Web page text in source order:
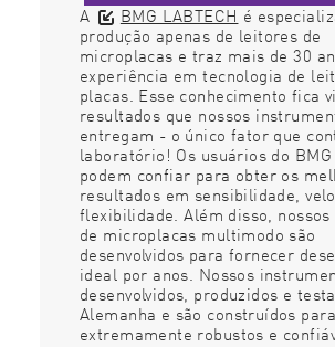
A BMG LABTECH é
produção apenas de leitores de
microplacas e traz mais de 30
experiência em tecnologia de
placas. Esse conhecimento fica
resultados que nossos
entregam - o único fator que
laboratório! Os usuários do BMG
podem confiar para obter os
resultados em sensibilidade,
flexibilidade. Além disso,
de microplacas multimodo são
desenvolvidos para fornecer
ideal por anos. Nossos
desenvolvidos, produzidos e
Alemanha e são construídos
extremamente robustos e